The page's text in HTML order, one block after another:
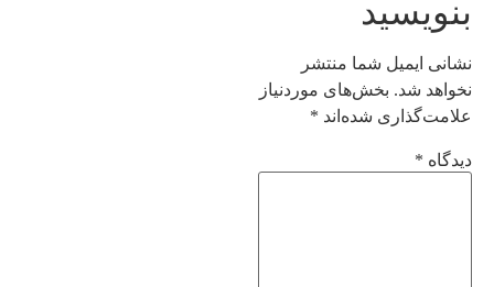
بنویسید
نشانی ایمیل شما منتشر
نخواهد شد. بخش‌های موردنیاز
علامت‌گذاری شده‌اند *
دیدگاه *